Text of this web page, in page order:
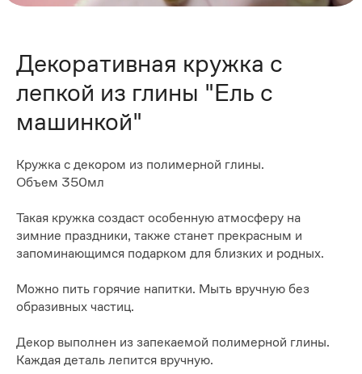
Декоративная кружка с
лепкой из глины "Ель с
машинкой"
Кружка с декором из полимерной глины.
Объем 350мл
Такая кружка создаст особенную атмосферу на
зимние праздники, также станет прекрасным и
запоминающимся подарком для близких и родных.
Можно пить горячие напитки. Мыть вручную без
образивных частиц.
Декор выполнен из запекаемой полимерной глины.
Каждая деталь лепится вручную.